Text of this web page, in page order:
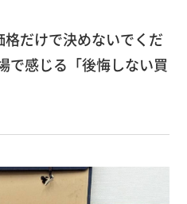
だけで決めないでくだ
で感じる「後悔しない買